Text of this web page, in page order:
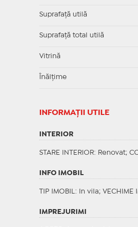
Suprafaţă utilă
Suprafaţă total utilă
Vitrină
Înălțime
INFORMAŢII UTILE
INTERIOR
STARE INTERIOR: Renovat;
INFO IMOBIL
TIP IMOBIL : In vila; VECHIME
IMPREJURIMI